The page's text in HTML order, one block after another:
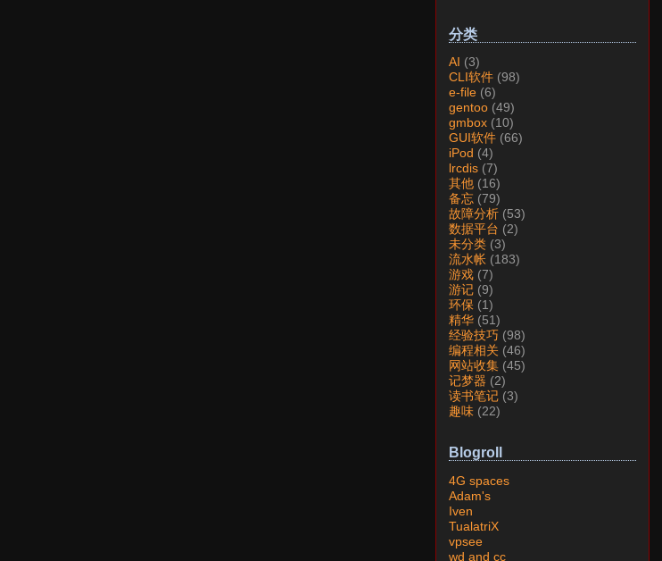
分类
AI (3)
CLI软件 (98)
e-file (6)
gentoo (49)
gmbox (10)
GUI软件 (66)
iPod (4)
lrcdis (7)
其他 (16)
备忘 (79)
故障分析 (53)
数据平台 (2)
未分类 (3)
流水帐 (183)
游戏 (7)
游记 (9)
环保 (1)
精华 (51)
经验技巧 (98)
编程相关 (46)
网站收集 (45)
记梦器 (2)
读书笔记 (3)
趣味 (22)
Blogroll
4G spaces
Adam's
Iven
TualatriX
vpsee
wd and cc